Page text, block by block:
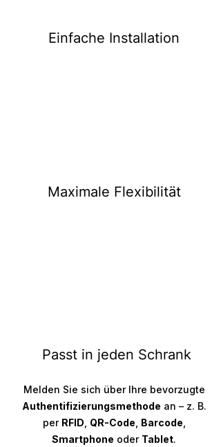
Einfache Installation
Maximale Flexibilität
Passt in jeden Schrank
Melden Sie sich über Ihre bevorzugte
Authentifizierungsmethode an – z. B.
per RFID QR-Code Barcode
Smartphone oder Tablet.​